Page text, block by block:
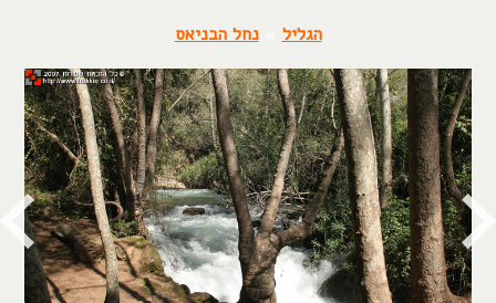
הגליל »נחל הבניאס